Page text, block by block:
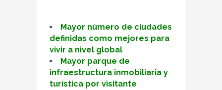
Mayor número de ciudades
definidas como mejores para
vivir a nivel global
Mayor parque de
infraestructura inmobiliaria y
turística por visitante